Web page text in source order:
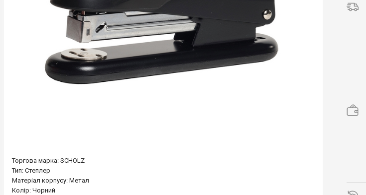
Торгова марка: SCHOLZ
Тип: Степлер
Матеріал корпусу: Метал
Колір: Чорний